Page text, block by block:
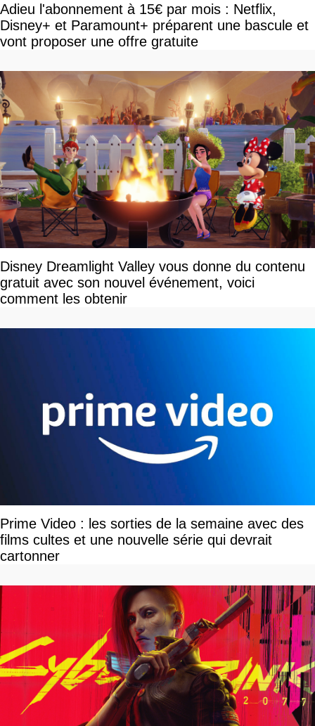
Adieu l'abonnement à 15€ par mois : Netflix,
Disney+ et Paramount+ préparent une bascule et
vont proposer une offre gratuite
Disney Dreamlight Valley vous donne du contenu
gratuit avec son nouvel événement, voici
comment les obtenir
Prime Video : les sorties de la semaine avec des
films cultes et une nouvelle série qui devrait
cartonner